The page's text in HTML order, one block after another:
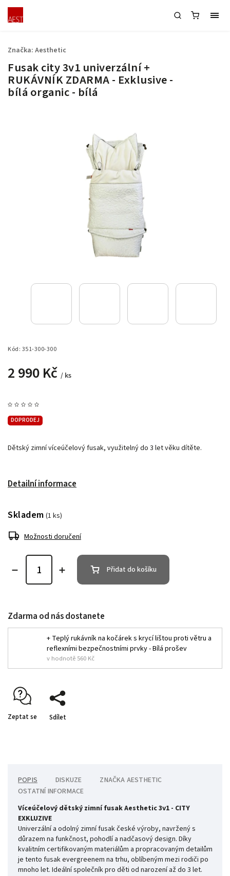
Fusak city 3v1 univerzální +
RUKÁVNÍK ZDARMA - Exklusive -
bílá organic - bílá
Kód: 351-300-300
2 990 Kč / ks
DOPRODEJ
Dětský zimní víceúčelový fusak, využitelný do 3 let věku dítěte.
Detailní informace
Značka: Aesthetic
Skladem (1 ks)
Možnosti doručení
Přidat do košíku
Zdarma od nás dostanete
+ Teplý rukávník na kočárek s krycí lištou proti větru a
reflexními bezpečnostními prvky - Bílá prošev
v hodnotě 560 Kč
Zeptat se Sdílet
POPIS DISKUZE ZNAČKA AESTHETIC
OSTATNÍ INFORMACE
Víceúčelový dětský zimní fusak Aesthetic 3v1 - CITY
EXKLUZIVE
Univerzální a odolný zimní fusak české výroby, navržený s
důrazem na funkčnost, pohodlí a nadčasový design. Díky
kvalitním certifikovaným materiálům a propracovaným detailům
je tento fusak evergreenem na trhu, oblíbeným mezi rodiči po
mnoho let. Ideální společník pro děti od narození až do 3 let.